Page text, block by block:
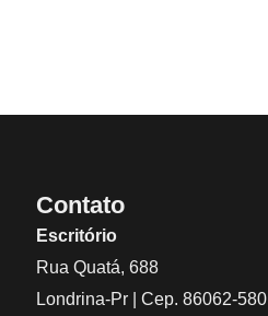
Contato
Escritório
Rua Quatá, 688
Londrina-Pr | Cep. 86062-580